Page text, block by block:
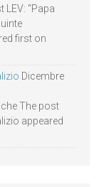
“Papa
first on
Dicembre
The post
appeared